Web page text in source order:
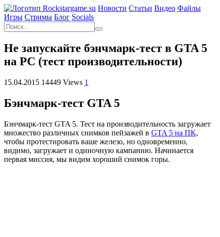
Новости Статьи Видео Файлы
Игры Cтримы Блог Socials
Не запускайте бэнчмарк-тест в GTA 5
на PC (тест производительности)
15.04.2015 14449 Views 1
Бэнчмарк-тест GTA 5
Бэнчмарк-тест GTA 5. Тест на производительность загружает
множество различных снимков пейзажей в GTA 5 на ПК,
чтобы протестировать ваше железо, но одновременно,
видимо, загружает и одиночную кампанию. Начинается
первая миссия, мы видим хороший снимок горы.